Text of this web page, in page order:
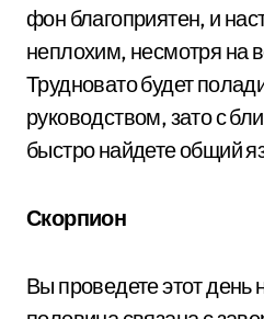
фон благоприятен, и
неплохим, несмотря на
Трудновато будет
руководством, зато с
быстро найдете общий
Скорпион
Вы проведете этот день